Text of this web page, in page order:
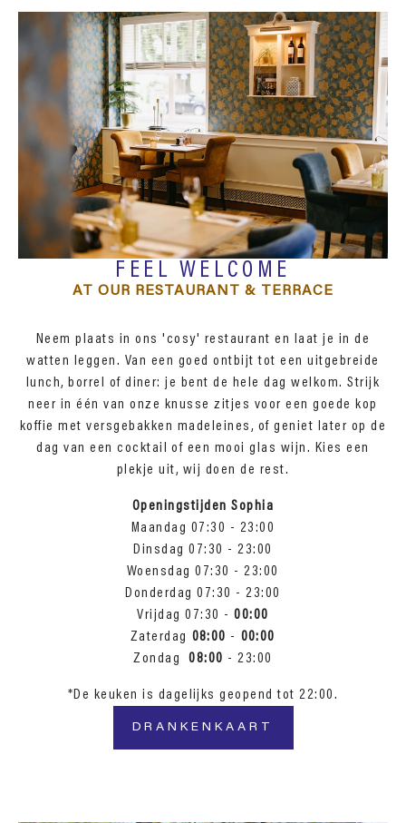
FEEL WELCOME
AT OUR RESTAURANT & TERRACE
Neem plaats in ons 'cosy' restaurant en laat je in de
watten leggen. Van een goed ontbijt tot een uitgebreide
lunch, borrel of diner: je bent de hele dag welkom. Strijk
neer in één van onze knusse zitjes voor een goede kop
koffie met versgebakken madeleines, of geniet later op de
dag van een cocktail of een mooi glas wijn. Kies een
plekje uit, wij doen de rest.
Openingstijden Sophia
Maandag 07:30 - 23:00
Dinsdag 07:30 - 23:00
Woensdag 07:30 - 23:00
Donderdag 07:30 - 23:00
Vrijdag 07:30 -00:00
Zaterdag 08:00 - 00:00
Zondag08:00 - 23:00
*De keuken is dagelijks geopend tot 22:00.
DRANKENKAART